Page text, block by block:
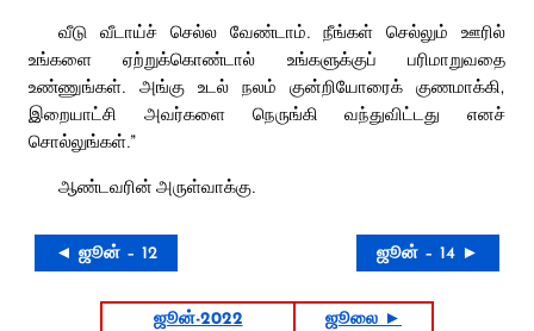
வீடு வீடாய்ச் செல்ல வேண்டாம். நீங்கள் செல்லும் ஊரில்
உங்களை ஏற்றுக்கொண்டால் உங்களுக்குப் பரிமாறுவதை
உண்ணுங்கள். அங்கு உடல் நலம் குன்றியோரைக் குணமாக்கி,
இறையாட்சி அவர்களை நெருங்கி வந்துவிட்டது எனச்
சொல்லுங்கள்.”
ஆண்டவரின் அருள்வாக்கு.
◄ ஜூன் – 12 ஜூன் – 14 ►
ஜூன்-2022
ஜூலை ►